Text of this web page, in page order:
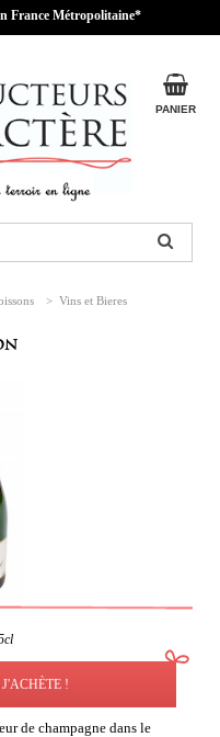
France Métropolitaine*
PANIER
> Vins et Bieres
!
de champagne dans le